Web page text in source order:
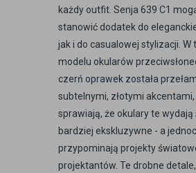
każdy outfit. Senja 639 C1
stanowić dodatek do
jak i do casualowej stylizacji. W
modelu okularów
czerń oprawek została
subtelnymi, złotymi
sprawiają, że okulary te wydają
bardziej ekskluzywne - a
przypominają projekty
projektantów. Te drobne